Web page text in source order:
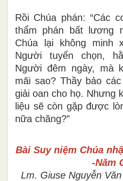
Rồi Chúa phán: “Các
thẩm phán bất lương
Chúa lại không minh
Người tuyển chọn,
Người đêm ngày, mà
mãi sao? Thầy bảo
giải oan cho họ. Nhưng
liệu sẽ còn gặp được
nữa chăng?”
Bài Suy niệm Chúa
-Năm
Lm. Giuse Nguyễn